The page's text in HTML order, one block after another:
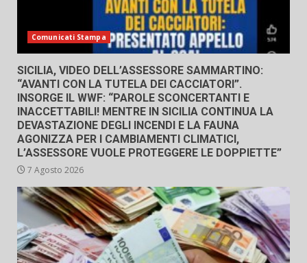
Comunicati Stampa
SICILIA, VIDEO DELL’ASSESSORE SAMMARTINO:
“AVANTI CON LA TUTELA DEI CACCIATORI”.
INSORGE IL WWF: “PAROLE SCONCERTANTI E
INACCETTABILI! MENTRE IN SICILIA CONTINUA LA
DEVASTAZIONE DEGLI INCENDI E LA FAUNA
AGONIZZA PER I CAMBIAMENTI CLIMATICI,
L’ASSESSORE VUOLE PROTEGGERE LE DOPPIETTE”
7 Agosto 2026